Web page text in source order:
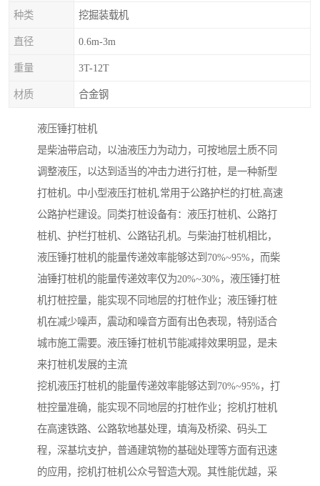
种类 挖掘装载机
直径 0.6m-3m
重量 3T-12T
材质 合金钢
液压锤打桩机
是柴油带启动，以油液压力为动力，可按地层土质不同
调整液压，以达到适当的冲击力进行打桩，是一种新型
打桩机。中小型液压打桩机,常用于公路护栏的打桩,高速
公路护栏建设。同类打桩设备有：液压打桩机、公路打
桩机、护栏打桩机、公路钻孔机。与柴油打桩机相比，
液压锤打桩机的能量传递效率能够达到70%~95%，而柴
油锤打桩机的能量传递效率仅为20%~30%，液压锤打桩
机打桩控量，能实现不同地层的打桩作业；液压锤打桩
机在减少噪声，震动和噪音方面有出色表现，特别适合
城市施工需要。液压锤打桩机节能减排效果明显，是未
来打桩机发展的主流
挖机液压打桩机的能量传递效率能够达到70%~95%，打
桩控量准确，能实现不同地层的打桩作业；挖机打桩机
在高速铁路、公路软地基处理，填海及桥梁、码头工
程，深基坑支护，普通建筑物的基础处理等方面有迅速
的应用，挖机打桩机公众号智造大观。其性能优越，采